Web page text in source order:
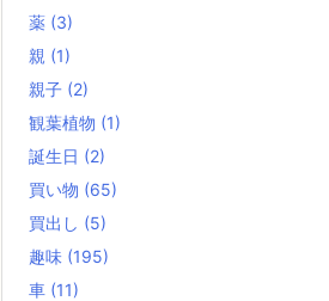
薬 (3)
親 (1)
親子 (2)
観葉植物 (1)
誕生日 (2)
買い物 (65)
買出し (5)
趣味 (195)
車 (11)